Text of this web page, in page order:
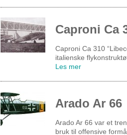
Caproni Ca
Caproni Ca 310
italienske
Les mer
Arado Ar 66
Arado Ar 66 var et
bruk til offensive